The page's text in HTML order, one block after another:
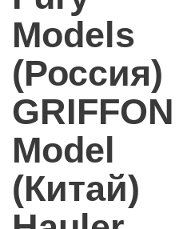
Models
(Россия)
GRIFFON
Model
(Китай)